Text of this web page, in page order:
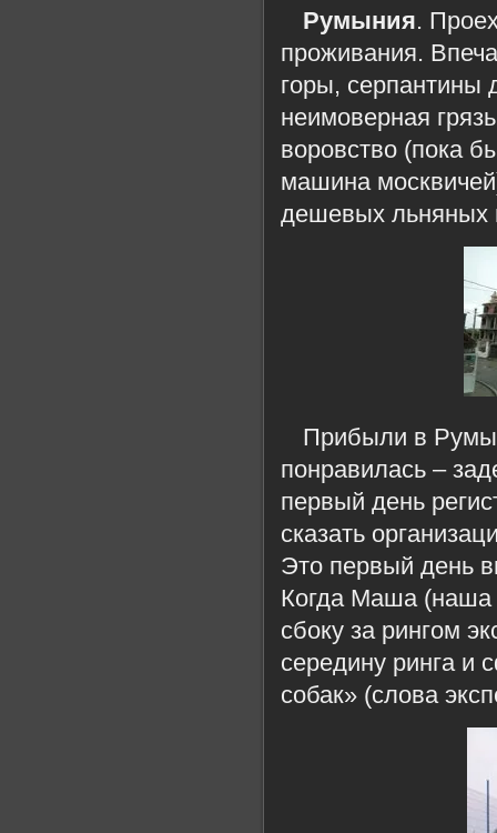
Румыния.
проживания.
горы, серпантины
неимоверная
воровство (пока
машина
дешевых льняных
Прибыли в
понравилась –
первый день
сказать
Это первый день
Когда Маша (наша
сбоку за рингом
середину ринга и
собак» (слова